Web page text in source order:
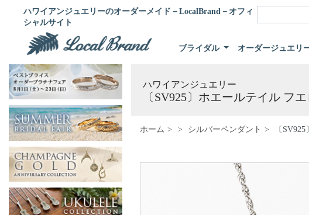
ハワイアンジュエリーのオーダーメイド－LocalBrand－オフィ
シャルサイト
ブライダル オーダージュエリ
ハワイアンジュエリー
〔SV925〕ホエールテイル フ
ホーム シルバーペンダント 〔